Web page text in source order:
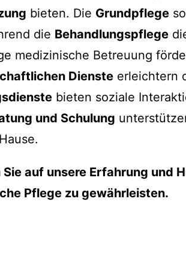
bieten. Die Grundpflege
die Behandlungspflege
medizinische Betreuung
Dienste erleichtern
bieten soziale
und Schulung
auf unsere Erfahrung und
Pflege zu gewährleisten.